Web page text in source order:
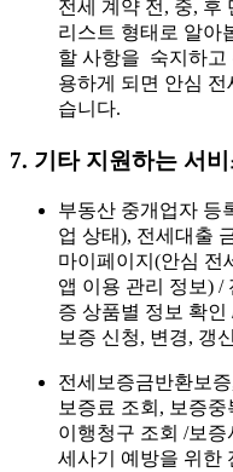
전세 계약 전, 중, 후
리스트 형태로 알아
할 사항을 숙지하고
용하게 되면 안심
습니다.
7. 기타 지원하는 서
부동산 중개업자 등
업 상태), 전세대출
마이페이지(안심 전
앱 이용 관리 정보) /
증 상품별 정보 확
보증 신청, 변경, 갱
전세보증금반환보
보증료 조회, 보증중
이행청구 조회 /보
세사기 예방을 위한